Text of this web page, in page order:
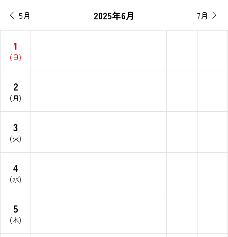
 5月 2025年6月 7月 
1
(日)
2
(月)
3
(火)
4
(水)
5
(木)